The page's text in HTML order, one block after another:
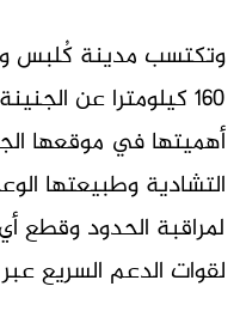
وتكتسب مدينة كُلبس
160 كيلومترا عن
أهميتها في موقعها
التشادية وطبيعتها
لمراقبة الحدود
لقوات الدعم السريع